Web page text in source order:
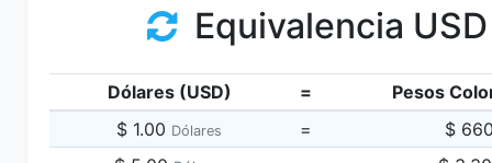
Equivalencia
Dólares (USD) =
Pesos
$ 1.00 Dólares = $